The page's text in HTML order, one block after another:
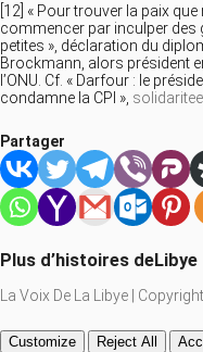
[12] « Pour trouver la paix
commencer par inculper des
petites », déclaration du
Brockmann, alors président
l’ONU. Cf. « Darfour : le
condamne la CPI »,
Partager
Plus d’histoires deLibye
La Voix De La Libye |
Customize Reject All